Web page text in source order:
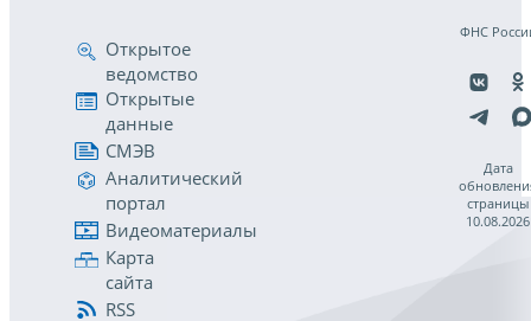
Открытое
ведомство
Открытые
данные
СМЭВ
Аналитический
портал
Видеоматериалы
Карта
сайта
RSS
ФНС
Дата
страницы
10.08.2026